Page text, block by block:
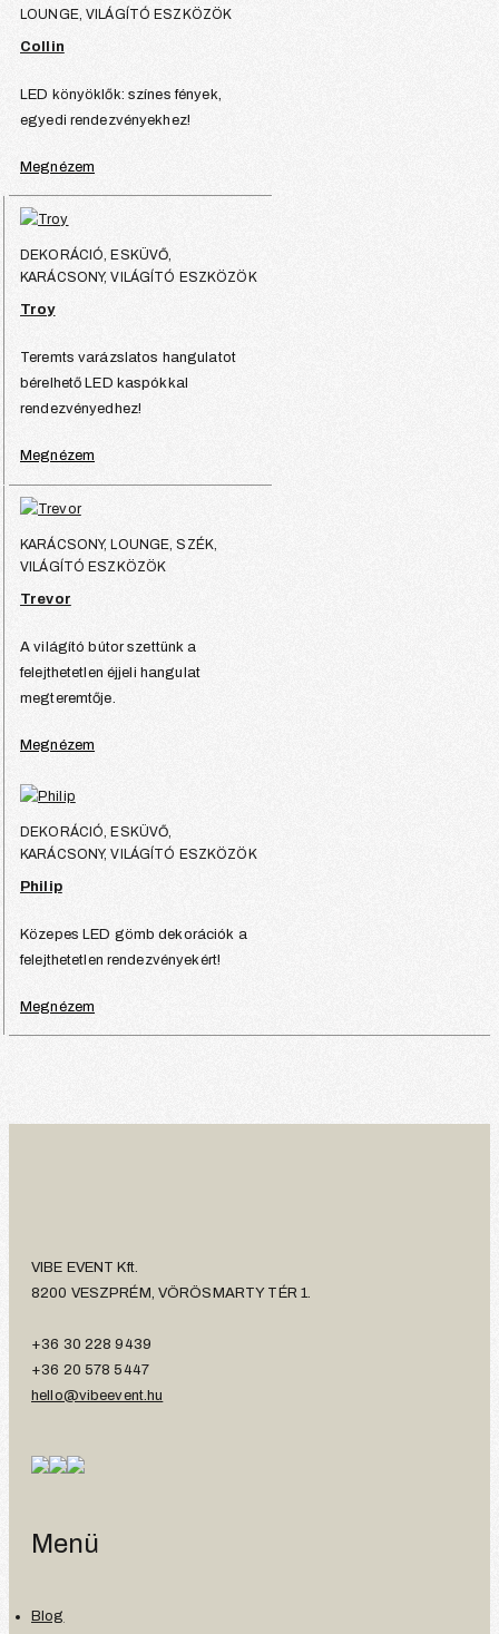
LOUNGE, VILÁGÍTÓ ESZKÖZÖK
Collin
LED könyöklők: színes fények,
egyedi rendezvényekhez!
Megnézem
DEKORÁCIÓ, ESKÜVŐ,
KARÁCSONY, VILÁGÍTÓ ESZKÖZÖK
Troy
Teremts varázslatos hangulatot
bérelhető LED kaspókkal
rendezvényedhez!
Megnézem
KARÁCSONY, LOUNGE, SZÉK,
VILÁGÍTÓ ESZKÖZÖK
Trevor
A világító bútor szettünk a
felejthetetlen éjjeli hangulat
megteremtője.
Megnézem
DEKORÁCIÓ, ESKÜVŐ,
KARÁCSONY, VILÁGÍTÓ ESZKÖZÖK
Philip
Közepes LED gömb dekorációk a
felejthetetlen rendezvényekért!
Megnézem
VIBE EVENT Kft.
8200 VESZPRÉM, VÖRÖSMARTY TÉR 1.
+36 30 228 9439
+36 20 578 5447
hello@vibeevent.hu
Menü
Blog